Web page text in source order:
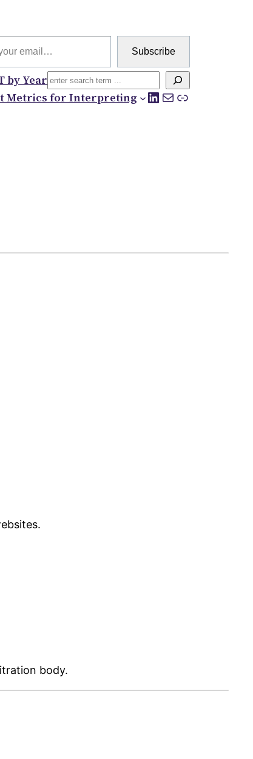
Subscribe
by Year Search
Metrics for Interpreting LinkedIn
Mail
Link
body.